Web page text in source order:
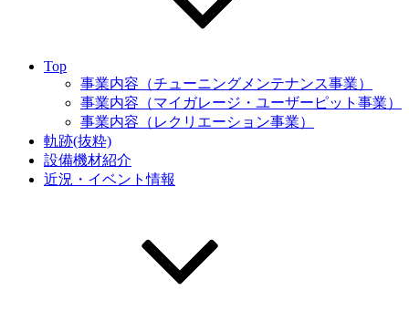
Top
事業内容（チューニングメンテナンス事業）
事業内容（マイガレージ・ユーザーピット事業）
事業内容（レクリエーション事業）
軌跡(抜粋)
設備機材紹介
近況・イベント情報